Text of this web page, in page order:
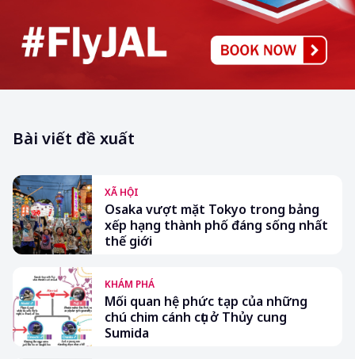
Bài viết đề xuất
XÃ HỘI
Osaka vượt mặt Tokyo trong bảng
xếp hạng thành phố đáng sống nhất
thế giới
KHÁM PHÁ
Mối quan hệ phức tạp của những
chú chim cánh cụt ở Thủy cung
Sumida